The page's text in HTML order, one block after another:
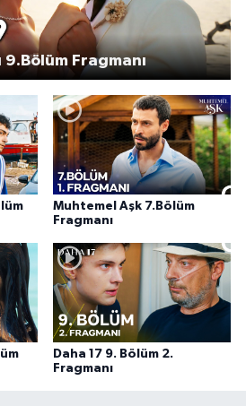
9.Bölüm Fragmanı
Muhtemel Aşk 7.Bölüm
Fragmanı
Daha 17 9. Bölüm 2.
Fragmanı